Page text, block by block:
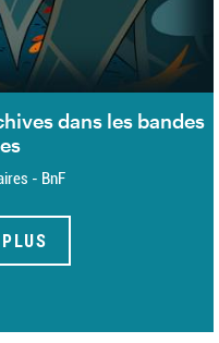
dans les bandes
- BnF